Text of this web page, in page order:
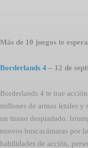
Más de 10 juegos te
Borderlands 4 – 12 de
Borderlands 4 te trae
millones de armas letales
un tirano despiadado.
nuevos buscacámaras por
habilidades de acción,